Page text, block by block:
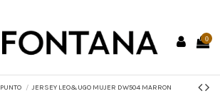
0
PUNTO JERSEY LEO&UGO MUJER DW504 MARRON